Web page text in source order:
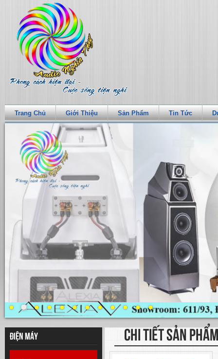
Trang Chủ Giới Thiệu Sản Phẩm Tin Tức
Điện máy CHI TIẾT SẢN PHẨM